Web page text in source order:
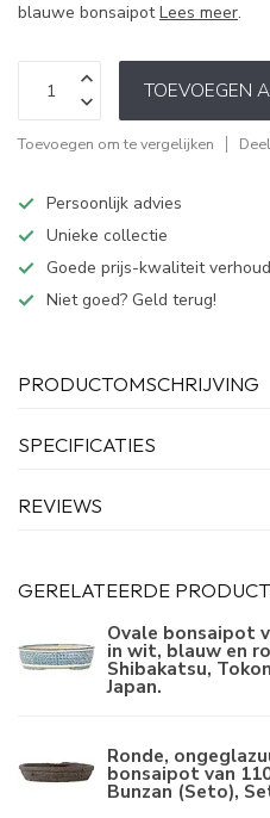
blauwe bonsaipotLees meer.
TOEVOEGEN
Toevoegen om te vergelijken
Persoonlijk advies
Unieke collectie
Goede prijs-kwaliteit
Niet goed? Geld terug!
PRODUCTOMSCHRIJVING
SPECIFICATIES
REVIEWS
GERELATEERDE
Ovale bonsaipot
in wit, blauw en
Shibakatsu,
Japan.
Ronde,
bonsaipot van
Bunzan (Seto),